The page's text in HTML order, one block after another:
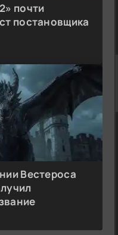
почти
постановщика
Вестероса